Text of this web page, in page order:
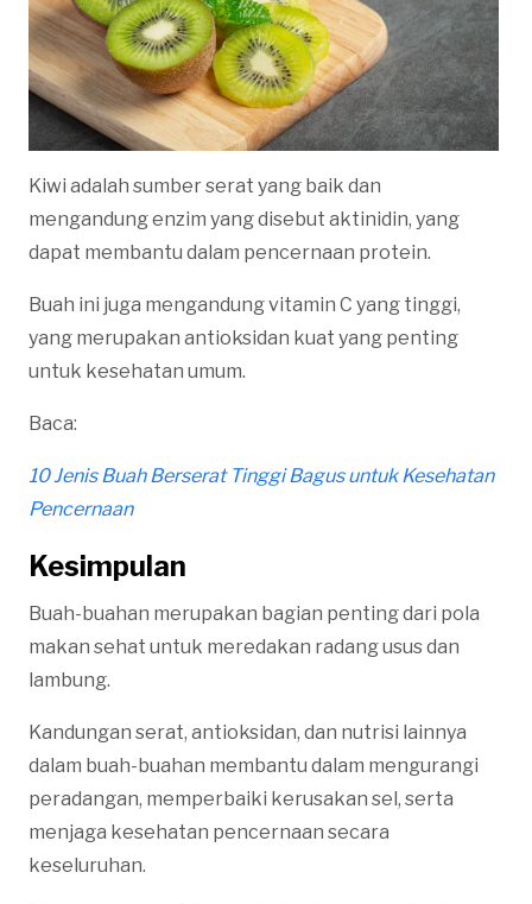
Kiwi adalah sumber serat yang baik dan
mengandung enzim yang disebut aktinidin, yang
dapat membantu dalam pencernaan protein.
Buah ini juga mengandung vitamin C yang tinggi,
yang merupakan antioksidan kuat yang penting
untuk kesehatan umum.
Baca:
10 Jenis Buah Berserat Tinggi Bagus untuk Kesehatan
Pencernaan
Kesimpulan
Buah-buahan merupakan bagian penting dari pola
makan sehat untuk meredakan radang usus dan
lambung.
Kandungan serat, antioksidan, dan nutrisi lainnya
dalam buah-buahan membantu dalam mengurangi
peradangan, memperbaiki kerusakan sel, serta
menjaga kesehatan pencernaan secara
keseluruhan.